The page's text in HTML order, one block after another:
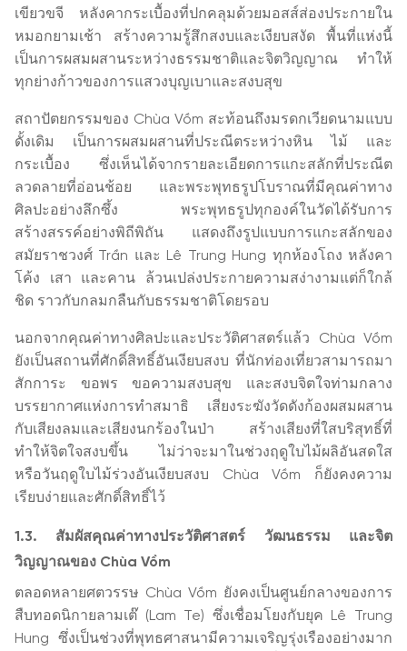
เขียวขจี หลังคากระเบื้องที่ปกคลุมด้วยมอสส์ส่องประกายใน
หมอกยามเช้า สร้างความรู้สึกสงบและเงียบสงัด พื้นที่แห่งนี้
เป็นการผสมผสานระหว่างธรรมชาติและจิตวิญญาณ ทำให้
ทุกย่างก้าวของการแสวงบุญเบาและสงบสุข
สถาปัตยกรรมของ Chùa Vồm สะท้อนถึงมรดกเวียดนามแบบ
ดั้งเดิม เป็นการผสมผสานที่ประณีตระหว่างหิน ไม้ และ
กระเบื้อง ซึ่งเห็นได้จากรายละเอียดการแกะสลักที่ประณีต
ลวดลายที่อ่อนช้อย และพระพุทธรูปโบราณที่มีคุณค่าทาง
ศิลปะอย่างลึกซึ้ง พระพุทธรูปทุกองค์ในวัดได้รับการ
สร้างสรรค์อย่างพิถีพิถัน แสดงถึงรูปแบบการแกะสลักของ
สมัยราชวงศ์ Trần และ Lê Trung Hung ทุกห้องโถง หลังคา
โค้ง เสา และคาน ล้วนเปล่งประกายความสง่างามแต่ก็ใกล้
ชิด ราวกับกลมกลืนกับธรรมชาติโดยรอบ
นอกจากคุณค่าทางศิลปะและประวัติศาสตร์แล้ว Chùa Vồm
ยังเป็นสถานที่ศักดิ์สิทธิ์อันเงียบสงบ ที่นักท่องเที่ยวสามารถมา
สักการะ ขอพร ขอความสงบสุข และสงบจิตใจท่ามกลาง
บรรยากาศแห่งการทำสมาธิ เสียงระฆังวัดดังก้องผสมผสาน
กับเสียงลมและเสียงนกร้องในป่า สร้างเสียงที่ใสบริสุทธิ์ที่
ทำให้จิตใจสงบขึ้น ไม่ว่าจะมาในช่วงฤดูใบไม้ผลิอันสดใส
หรือวันฤดูใบไม้ร่วงอันเงียบสงบ Chùa Vồm ก็ยังคงความ
เรียบง่ายและศักดิ์สิทธิ์ไว้
1.3. สัมผัสคุณค่าทางประวัติศาสตร์ วัฒนธรรม และจิต
วิญญาณของ Chùa Vồm
ตลอดหลายศตวรรษ Chùa Vồm ยังคงเป็นศูนย์กลางของการ
สืบทอดนิกายลามเต๊ (Lam Te) ซึ่งเชื่อมโยงกับยุค Lê Trung
Hung ซึ่งเป็นช่วงที่พุทธศาสนามีความเจริญรุ่งเรืองอย่างมาก